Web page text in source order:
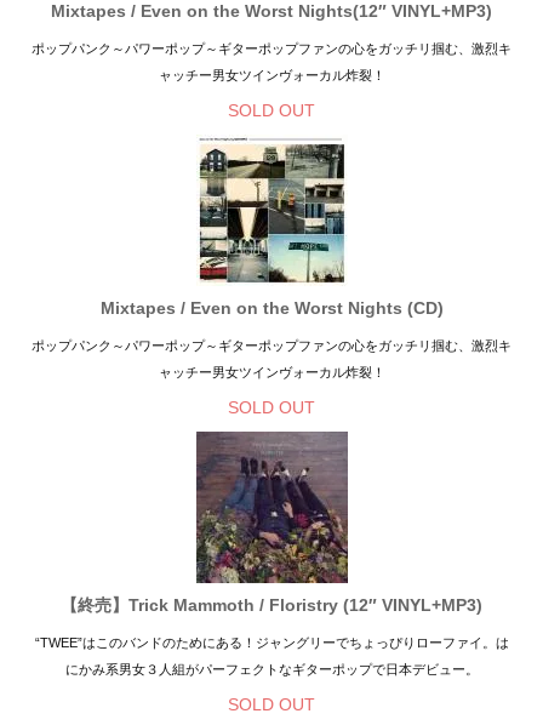
Mixtapes / Even on the Worst Nights(12″ VINYL+MP3)
ポップパンク～パワーポップ～ギターポップファンの心をガッチリ掴む、激烈キ
ャッチー男女ツインヴォーカル炸裂！
SOLD OUT
Mixtapes / Even on the Worst Nights (CD)
ポップパンク～パワーポップ～ギターポップファンの心をガッチリ掴む、激烈キ
ャッチー男女ツインヴォーカル炸裂！
SOLD OUT
【終売】Trick Mammoth / Floristry (12″ VINYL+MP3)
“TWEE”はこのバンドのためにある！ジャングリーでちょっぴりローファイ。は
にかみ系男女３人組がパーフェクトなギターポップで日本デビュー。
SOLD OUT